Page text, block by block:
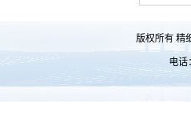
版权所有 精
电话